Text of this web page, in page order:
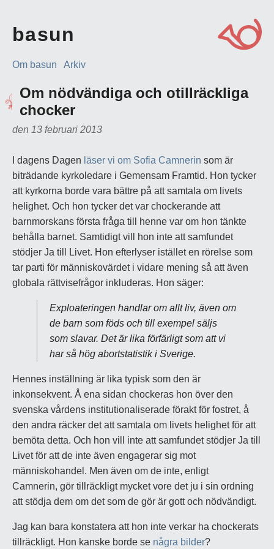
basun
Om basun Arkiv
Om nödvändiga och otillräckliga
chocker
den 13 februari 2013
I dagens Dagen läser vi om Sofia Camnerin som är
biträdande kyrkoledare i Gemensam Framtid. Hon tycker
att kyrkorna borde vara bättre på att samtala om livets
helighet. Och hon tycker det var chockerande att
barnmorskans första fråga till henne var om hon tänkte
behålla barnet. Samtidigt vill hon inte att samfundet
stödjer Ja till Livet. Hon efterlyser istället en rörelse som
tar parti för människovärdet i vidare mening så att även
globala rättvisefrågor inkluderas. Hon säger:
Exploateringen handlar om allt liv, även om
de barn som föds och till exempel säljs
som slavar. Det är lika förfärligt som att vi
har så hög abortstatistik i Sverige.
Hennes inställning är lika typisk som den är
inkonsekvent. Å ena sidan chockeras hon över den
svenska vårdens institutionaliserade förakt för fostret, å
den andra räcker det att samtala om livets helighet för att
bemöta detta. Och hon vill inte att samfundet stödjer Ja till
Livet för att de inte även engagerar sig mot
människohandel. Men även om de inte, enligt
Camnerin, gör tillräckligt mycket vore det ju i sin ordning
att stödja dem om det som de gör är gott och nödvändigt.
Jag kan bara konstatera att hon inte verkar ha chockerats
tillräckligt. Hon kanske borde se några bilder?